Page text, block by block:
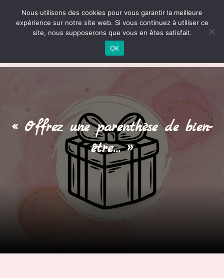
 lessensensoi@gmail.com  06 87 61 94 01
« Offrez une parenthèse de bien-
être… »
Nous utilisons des cookies pour vous garantir la meilleure
expérience sur notre site web. Si vous continuez à utiliser ce
site, nous supposerons que vous en êtes satisfait.
OK